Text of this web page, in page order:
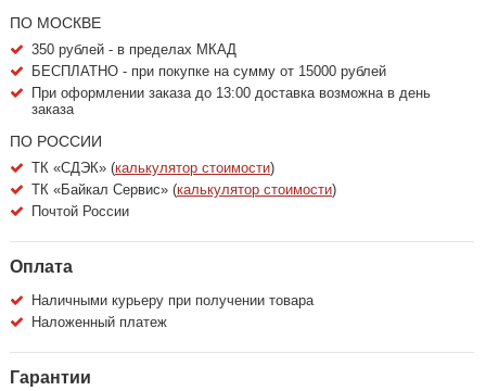
ПО МОСКВЕ
350 рублей - в пределах МКАД
БЕСПЛАТНО - при покупке на сумму от 15000 рублей
При оформлении заказа до 13:00 доставка возможна в день
заказа
ПО РОССИИ
ТК «СДЭК» (калькулятор стоимости)
ТК «Байкал Сервис» (калькулятор стоимости)
Почтой России
Оплата
Наличными курьеру при получении товара
Наложенный платеж
Гарантии